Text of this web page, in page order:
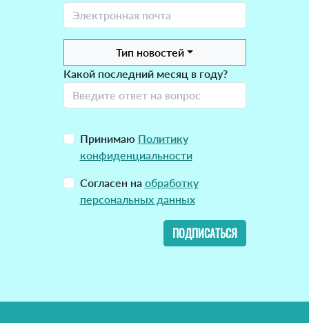
Тип новостей
Какой последний месяц в году?
Принимаю Политику
конфиденциальности
Согласен на обработку
персональных данных
ПОДПИСАТЬСЯ